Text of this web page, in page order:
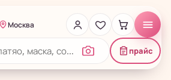
Москва
прайс